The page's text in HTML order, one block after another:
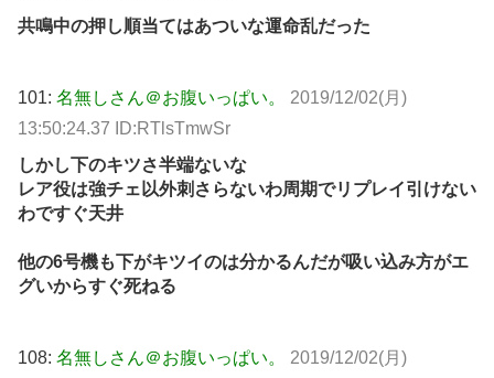
共鳴中の押し順当てはあついな運命乱だった
101: 名無しさん＠お腹いっぱい。
2019/12/02(月)
13:50:24.37 ID:RTlsTmwSr
しかし下のキツさ半端ないな
レア役は強チェ以外刺さらないわ周期でリプレイ引けない
わですぐ天井
他の6号機も下がキツイのは分かるんだが吸い込み方がエ
グいからすぐ死ねる
108: 名無しさん＠お腹いっぱい。
2019/12/02(月)